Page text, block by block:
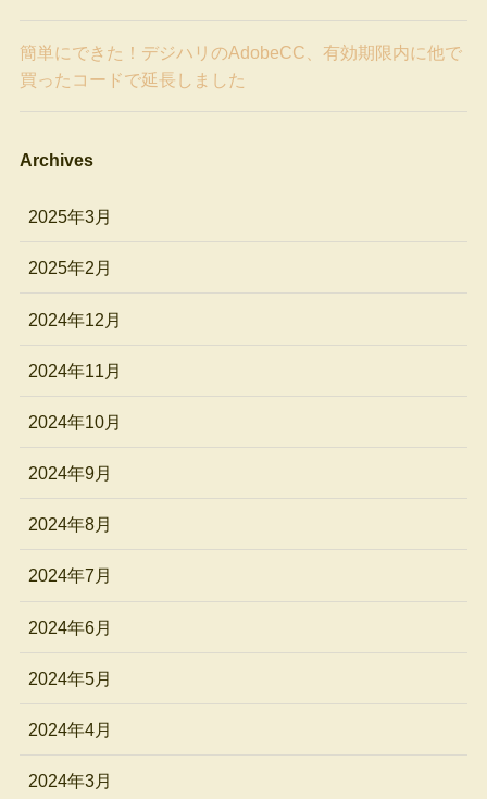
簡単にできた！デジハリのAdobeCC、有効期限内に他で
買ったコードで延長しました
Archives
2025年3月
2025年2月
2024年12月
2024年11月
2024年10月
2024年9月
2024年8月
2024年7月
2024年6月
2024年5月
2024年4月
2024年3月